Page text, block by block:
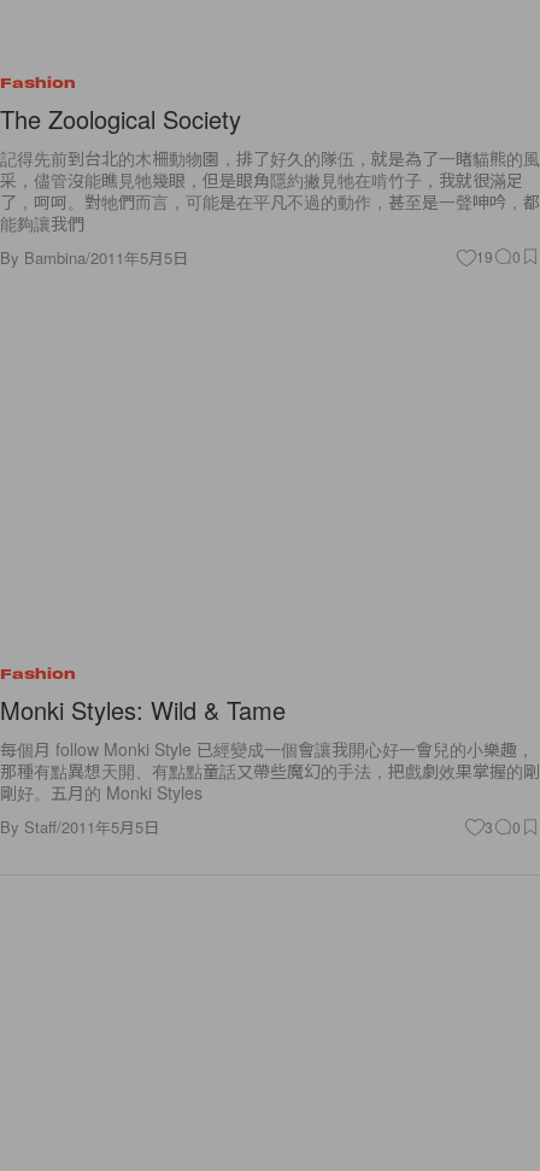
Fashion
The Zoological Society
記得先前到台北的木柵動物園，排了好久的隊伍，就是為了一睹貓熊的風
采，儘管沒能瞧見牠幾眼，但是眼角隱約撇見牠在啃竹子，我就很滿足
了，呵呵。對牠們而言，可能是在平凡不過的動作，甚至是一聲呻吟，都
能夠讓我們
By Bambina/2011年5月5日 19 0
Fashion
Monki Styles: Wild & Tame
每個月 follow Monki Style 已經變成一個會讓我開心好一會兒的小樂趣，
那種有點異想天開、有點點童話又帶些魔幻的手法，把戲劇效果掌握的剛
剛好。五月的 Monki Styles
By Staff/2011年5月5日 3 0